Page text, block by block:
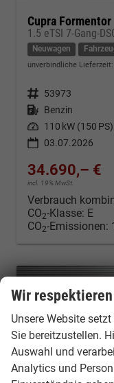
Cupra Formentor
1.5 eTSI 7-Gang-
Neuwagen
unverbindliche Lieferzeit:
Fahrzeugnr. 53973
Kraftstoff Benzin
Leistung 110 kW (150 PS)
03.07.2026
34.690,– €
incl. 19% MwSt.
Verbrauch
CO2-Klasse: E
CO2-Emissionen:
Wir
Unsere Website
Sie bereitzustellen.
Auswahl und
Analytics und